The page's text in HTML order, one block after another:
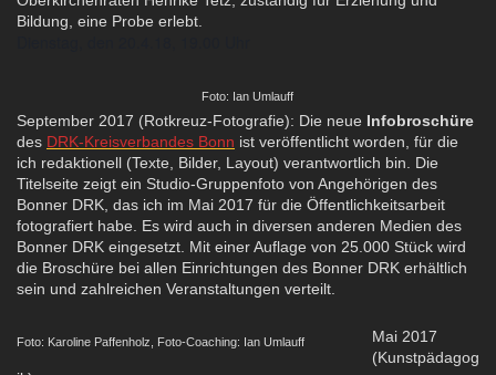
Bildung, eine Probe erlebt.
Foto: Ian Umlauff
September 2017 (Rotkreuz-Fotografie): Die neue Infobroschüre
des DRK-Kreisverbandes Bonn ist veröffentlicht worden, für die
ich redaktionell (Texte, Bilder, Layout) verantwortlich bin. Die
Titelseite zeigt ein Studio-Gruppenfoto von Angehörigen des
Bonner DRK, das ich im Mai 2017 für die Öffentlichkeitsarbeit
fotografiert habe. Es wird auch in diversen anderen Medien des
Bonner DRK eingesetzt. Mit einer Auflage von 25.000 Stück wird
die Broschüre bei allen Einrichtungen des Bonner DRK erhältlich
sein und zahlreichen Veranstaltungen verteilt.
Foto: Karoline Paffenholz, Foto-Coaching: Ian Umlauff
Mai 2017
(Kunstpädagog